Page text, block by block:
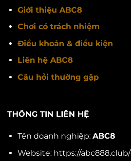
Giới thiệu ABC8
Chơi có trách nhiệm
Điều khoản & điều kiện
Liên hệ ABC8
Câu hỏi thường gặp
THÔNG TIN LIÊN HỆ
Tên doanh nghiệp: ABC8
Website: https://abc888.club/